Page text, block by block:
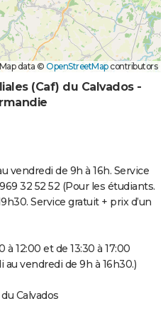
Map data © OpenStreetMapcontributors
(Caf) du Calvados -
vendredi de 9h à 16h. Service
32 52 52 (Pour les étudiants.
Service gratuit + prix d’un
12:00 et de 13:30 à 17:00
vendredi de 9h à 16h30.)
Calvados